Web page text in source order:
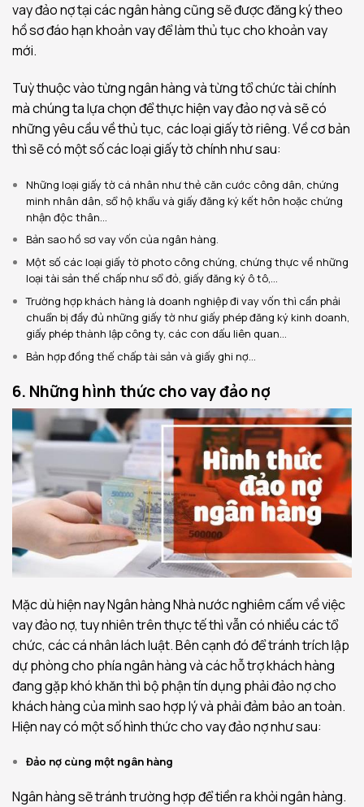
vay đảo nợ tại các ngân hàng cũng sẽ được đăng ký theo
hồ sơ đáo hạn khoản vay để làm thủ tục cho khoản vay
mới.
Tuỳ thuộc vào từng ngân hàng và từng tổ chức tài chính
mà chúng ta lựa chọn để thực hiện vay đảo nợ và sẽ có
những yêu cầu về thủ tục, các loại giấy tờ riêng. Về cơ bản
thì sẽ có một số các loại giấy tờ chính như sau:
Những loại giấy tờ cá nhân như thẻ căn cước công dân, chứng
minh nhân dân, sổ hộ khẩu và giấy đăng ký kết hôn hoặc chứng
nhận độc thân…
Bản sao hồ sơ vay vốn của ngân hàng.
Một số các loại giấy tờ photo công chứng, chứng thực về những
loại tài sản thế chấp như sổ đỏ, giấy đăng ký ô tô,…
Trường hợp khách hàng là doanh nghiệp đi vay vốn thì cần phải
chuẩn bị đầy đủ những giấy tờ như giấy phép đăng ký kinh doanh,
giấy phép thành lập công ty, các con dấu liên quan…
Bản hợp đồng thế chấp tài sản và giấy ghi nợ…
6. Những hình thức cho vay đảo nợ
Mặc dù hiện nay Ngân hàng Nhà nước nghiêm cấm về việc
vay đảo nợ, tuy nhiên trên thực tế thì vẫn có nhiều các tổ
chức, các cá nhân lách luật. Bên cạnh đó để tránh trích lập
dự phòng cho phía ngân hàng và các hỗ trợ khách hàng
đang gặp khó khăn thì bộ phận tín dụng phải đảo nợ cho
khách hàng của mình sao hợp lý và phải đảm bảo an toàn.
Hiện nay có một số hình thức cho vay đảo nợ như sau:
Đảo nợ cùng một ngân hàng
Ngân hàng sẽ tránh trường hợp để tiền ra khỏi ngân hàng.